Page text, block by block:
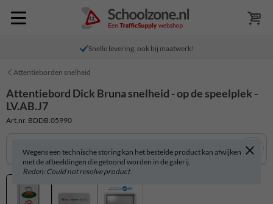
Snelle levering, ook bij maatwerk!
Attentieborden snelheid
Attentiebord Dick Bruna snelheid - op de speelplek -
LV.AB.J7
Art.nr. BDDB.05990
Wegens een technische storing kan het bestelde product kan afwijken
met de afbeeldingen die getoond worden in de galerij.
Reden: Could not resolve product